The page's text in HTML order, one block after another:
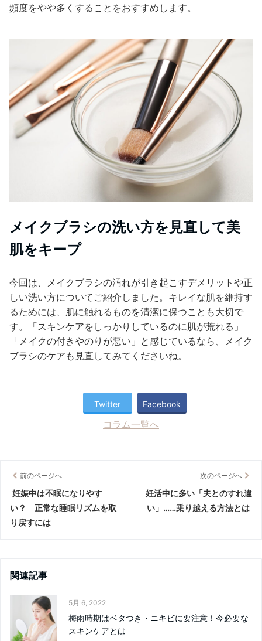
頻度をやや多くすることをおすすめします。
メイクブラシの洗い方を見直して美
肌をキープ
今回は、メイクブラシの汚れが引き起こすデメリットや正
しい洗い方についてご紹介しました。キレイな肌を維持す
るためには、肌に触れるものを清潔に保つことも大切で
す。「スキンケアをしっかりしているのに肌が荒れる」
「メイクの付きやのりが悪い」と感じているなら、メイク
ブラシのケアも見直してみてくださいね。
Twitter Facebook
コラム一覧へ
前のページへ
妊娠中は不眠になりやす
い？ 正常な睡眠リズムを取
り戻すには
次のページへ
妊活中に多い「夫とのすれ違
い」……乗り越える方法とは
関連記事
5月 6, 2022
梅雨時期はベタつき・ニキビに要注意！今必要な
スキンケアとは